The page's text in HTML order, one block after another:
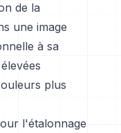
de la
une image
à sa
plus
l'étalonnage